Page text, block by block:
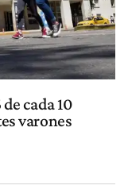
cada 10
varones